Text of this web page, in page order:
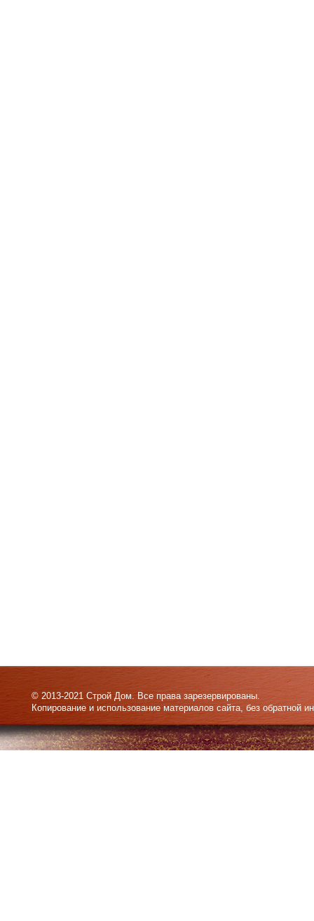
© 2013-2021 Строй Дом. Все права зарезервированы.
Копирование и использование материалов сайта, без обратной